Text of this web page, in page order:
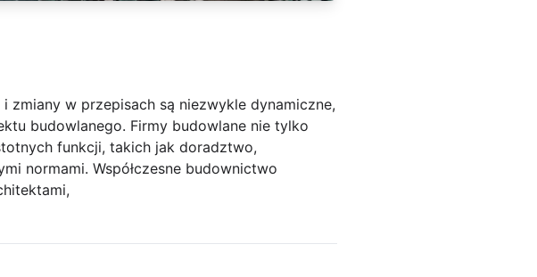
w przepisach są niezwykle dynamiczne,
budowlanego. Firmy budowlane nie tylko
funkcji, takich jak doradztwo,
normami. Współczesne budownictwo